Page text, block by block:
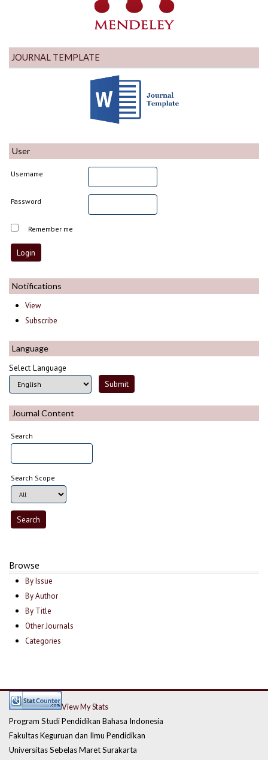
JOURNAL TEMPLATE
User
Username
Password
Remember me
Notifications
View
Subscribe
Language
Select Language
Journal Content
Search
Search Scope
Browse
By Issue
By Author
By Title
Other Journals
Categories
View My Stats
Program Studi Pendidikan Bahasa Indonesia
Fakultas Keguruan dan Ilmu Pendidikan
Universitas Sebelas Maret Surakarta